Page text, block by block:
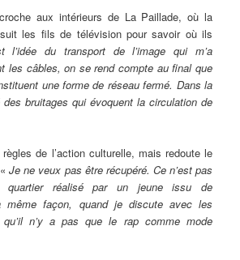
aux intérieurs de La Paillade, où la
les fils de télévision pour savoir où ils
l’idée du transport de l’image qui m’a
les câbles, on se rend compte au final que
une forme de réseau fermé. Dans la
des bruitages qui évoquent la circulation de
règles de l’action culturelle, mais redoute le
«Je ne veux pas être récupéré. Ce n’est pas
réalisé par un jeune issu de
même façon, quand je discute avec les
n’y a pas que le rap comme mode